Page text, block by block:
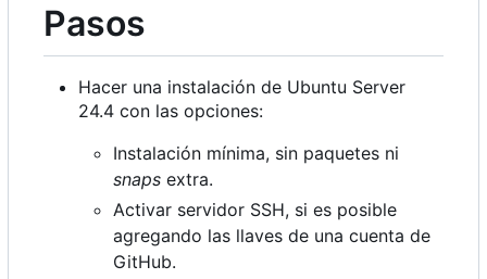
Pasos
Hacer una instalación de Ubuntu Server
24.4 con las opciones:
Instalación mínima, sin paquetes ni
snaps extra.
Activar servidor SSH, si es posible
agregando las llaves de una cuenta de
GitHub.